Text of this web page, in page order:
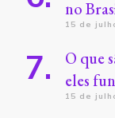
no
15 de
O que
eles
15 de